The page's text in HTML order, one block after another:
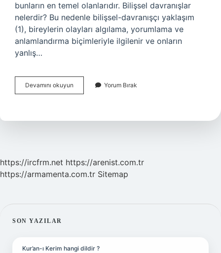
bunların en temel olanlarıdır. Bilişsel davranışlar
nelerdir? Bu nedenle bilişsel-davranışçı yaklaşım
(1), bireylerin olayları algılama, yorumlama ve
anlamlandırma biçimleriyle ilgilenir ve onların
yanlış…
Devamını okuyun
Ne
Yorum Bırak
https://ircfrm.net https://arenist.com.tr
https://armamenta.com.tr Sitemap
SIDEBAR
SON YAZILAR
Kur’an-ı Kerim hangi dildir ?